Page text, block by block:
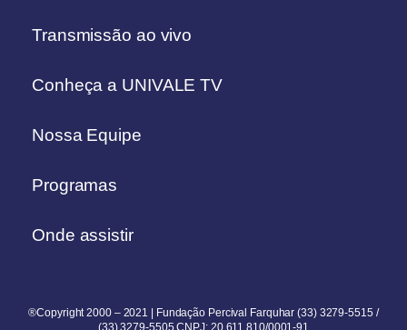
Transmissão ao vivo
Conheça a UNIVALE TV
Nossa Equipe
Programas
Onde assistir
®Copyright 2000 – 2021 | Fundação Percival Farquhar (33) 3279-5515 /
(33) 3279-5505 CNPJ: 20.611.810/0001-91